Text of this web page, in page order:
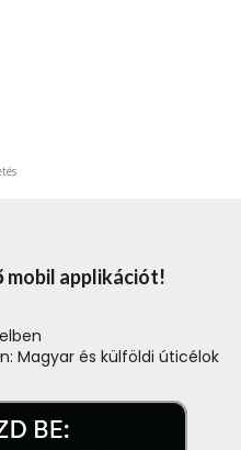
mobil applikációt!
Magyar és külföldi úticélok